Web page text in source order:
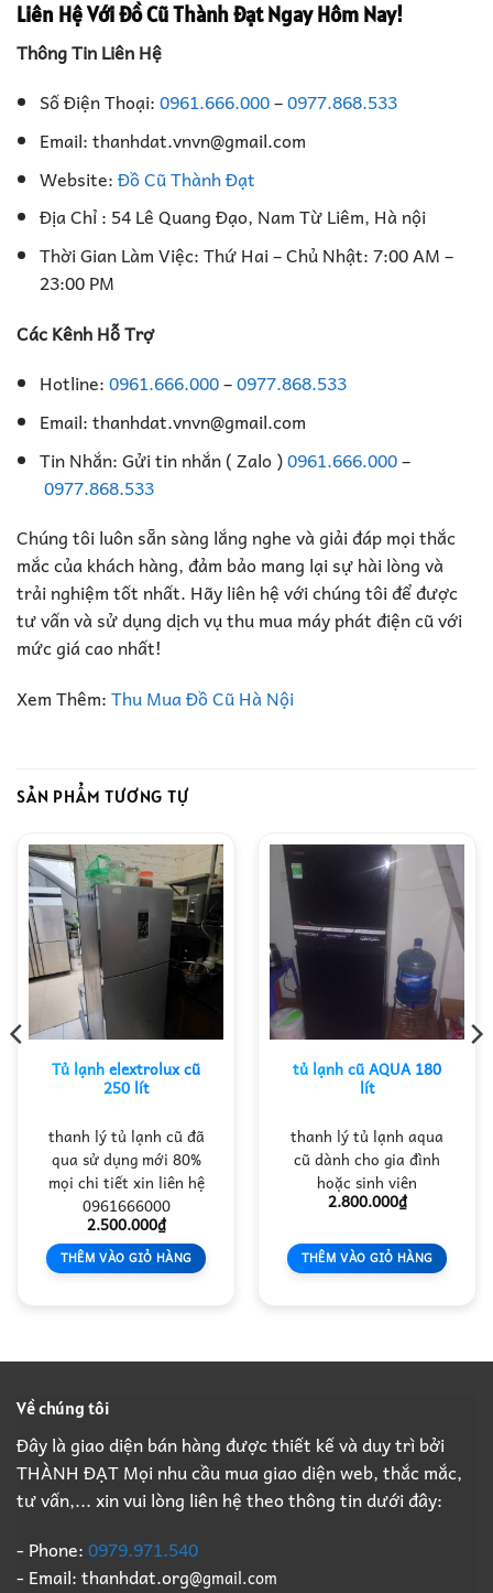
Liên Hệ Với Đồ Cũ Thành Đạt Ngay Hôm Nay!
Thông Tin Liên Hệ
Số Điện Thoại:0961.666.000–0977.868.533
Email: thanhdat.vnvn@gmail.com
Website:Đồ Cũ Thành Đạt
Địa Chỉ : 54 Lê Quang Đạo, Nam Từ Liêm, Hà nội
Thời Gian Làm Việc: Thứ Hai – Chủ Nhật: 7:00 AM –
23:00 PM
Các Kênh Hỗ Trợ
Hotline:0961.666.000–0977.868.533
Email: thanhdat.vnvn@gmail.com
Tin Nhắn: Gửi tin nhắn ( Zalo )0961.666.000–
0977.868.533
Chúng tôi luôn sẵn sàng lắng nghe và giải đáp mọi thắc
mắc của khách hàng, đảm bảo mang lại sự hài lòng và
trải nghiệm tốt nhất. Hãy liên hệ với chúng tôi để được
tư vấn và sử dụng dịch vụ thu mua máy phát điện cũ với
mức giá cao nhất!
Xem Thêm:Thu Mua Đồ Cũ Hà Nội
SẢN PHẨM TƯƠNG TỰ
Tủ lạnh elextrolux cũ
250 lít
thanh lý tủ lạnh cũ đã
qua sử dụng mới 80%
mọi chi tiết xin liên hệ
0961666000
2.500.000₫
THÊM VÀO GIỎ HÀNG
tủ lạnh cũ AQUA 180
lít
thanh lý tủ lạnh aqua
cũ dành cho gia đình
hoặc sinh viên
2.800.000₫
THÊM VÀO GIỎ HÀNG
Về chúng tôi
Đây là giao diện bán hàng được thiết kế và duy trì bởi
THÀNH ĐẠT Mọi nhu cầu mua giao diện web, thắc mắc,
tư vấn,... xin vui lòng liên hệ theo thông tin dưới đây:
- Phone:0979.971.540
- Email: thanhdat.org@gmail.com